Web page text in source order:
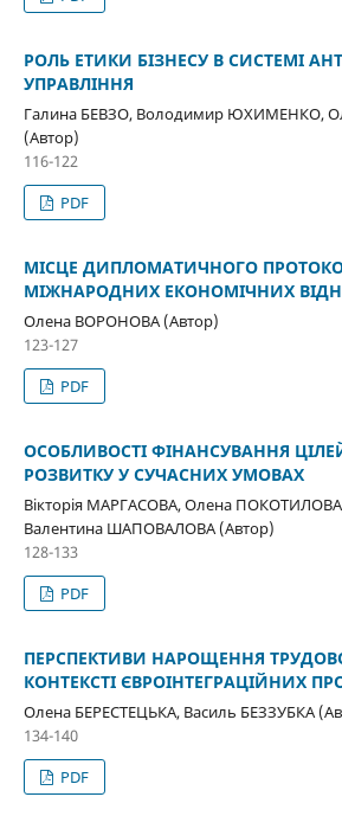
РОЛЬ ЕТИКИ БІЗНЕСУ В СИСТЕМІ
УПРАВЛІННЯ
Галина БЕВЗО, Володимир ЮХИМЕНКО,
(Автор)
116-122
PDF
МІСЦЕ ДИПЛОМАТИЧНОГО
МІЖНАРОДНИХ ЕКОНОМІЧНИХ
Олена ВОРОНОВА (Автор)
123-127
PDF
ОСОБЛИВОСТІ ФІНАНСУВАННЯ
РОЗВИТКУ У СУЧАСНИХ УМОВАХ
Вікторія МАРГАСОВА, Олена
Валентина ШАПОВАЛОВА (Автор)
128-133
PDF
ПЕРСПЕКТИВИ НАРОЩЕННЯ
КОНТЕКСТІ ЄВРОІНТЕГРАЦІЙНИХ
Олена БЕРЕСТЕЦЬКА, Василь БЕЗЗУБКА
134-140
PDF